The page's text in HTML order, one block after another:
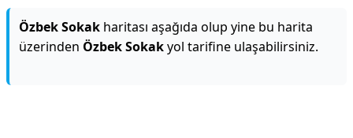
Özbek Sokak haritası aşağıda olup yine bu harita
üzerinden Özbek Sokakyol tarifine ulaşabilirsiniz.